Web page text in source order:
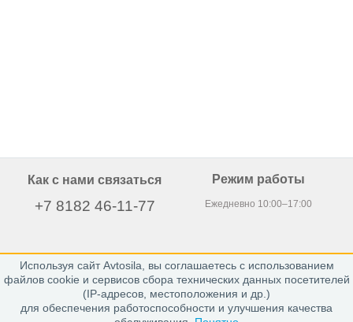
Используя сайт Avtosila, вы соглашаетесь с использованием
файлов cookie и сервисов сбора технических данных посетителей
(IP-адресов, местоположения и др.)
для обеспечения работоспособности и улучшения качества
Как с нами связаться
+7 8182 46-11-77
163020, г. Архангельск,
пр. Никольский 15, офис 212
Режим работы
Ежедневно 10:00–17:00